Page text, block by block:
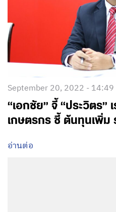
September 20, 2022 - 14:49
“เอกชัย” จี้ “ประวิตร
เกษตรกร ชี้ ต้นทุนเพิ่ม
อ่านต่อ